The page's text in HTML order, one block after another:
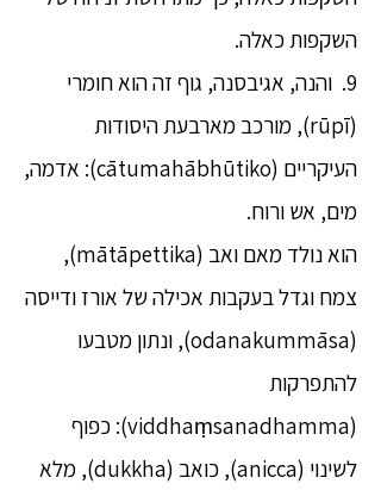
השקפות כאלה.
9. והנה, אגיבסנה, גוף זה הוא חומרי
(rūpī), מורכב מארבעת היסודות
העיקריים (cātumahābhūtiko): אדמה,
מים, אש ורוח.
הוא נולד מאם ואב (mātāpettika),
צמח וגדל בעקבות אכילה של אורז ודייסה
(odanakummāsa), ונתון מטבעו
להתפרקות
(viddhaṃsanadhamma): כפוף
לשינוי (anicca), כואב (dukkha), מלא